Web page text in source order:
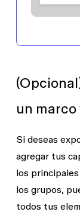
un
Si deseas
agregar tus
los
los grupos,
todos tus